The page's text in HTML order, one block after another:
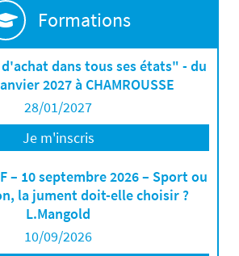
Formations
dans tous ses états" - du
2027 à CHAMROUSSE
28/01/2027
Je m'inscris
– 10 septembre 2026 – Sport ou
la jument doit-elle choisir ?
L.Mangold
10/09/2026